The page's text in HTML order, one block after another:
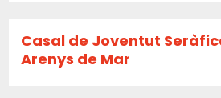
Casal de Joventut
Arenys de Mar